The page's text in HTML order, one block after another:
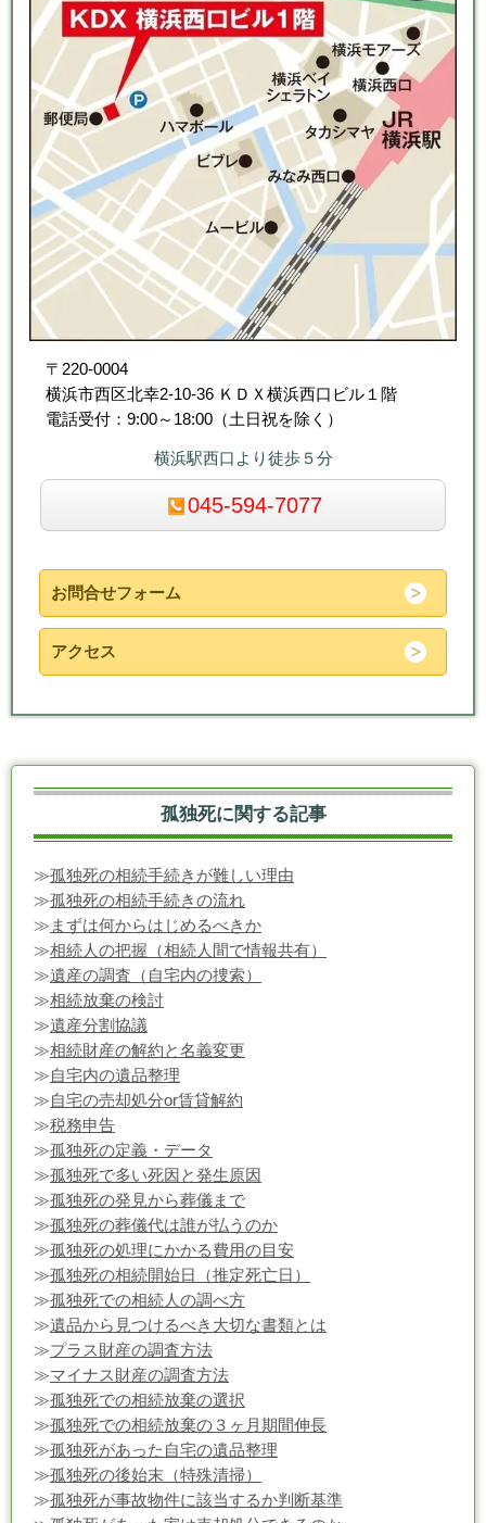
〒220-0004
横浜市西区北幸2-10-36 ＫＤＸ横浜西口ビル１階
電話受付：9:00～18:00（土日祝を除く）
横浜駅西口より徒歩５分
045-594-7077
お問合せフォーム
アクセス
孤独死に関する記事
≫孤独死の相続手続きが難しい理由
≫孤独死の相続手続きの流れ
≫ まずは何からはじめるべきか
≫相続人の把握（相続人間で情報共有）
≫遺産の調査（自宅内の捜索）
≫相続放棄の検討
≫遺産分割協議
≫相続財産の解約と名義変更
≫自宅内の遺品整理
≫自宅の売却処分or賃貸解約
≫税務申告
≫孤独死の定義・データ
≫孤独死で多い死因と発生原因
≫孤独死の発見から葬儀まで
≫孤独死の葬儀代は誰が払うのか
≫孤独死の処理にかかる費用の目安
≫孤独死の相続開始日（推定死亡日）
≫孤独死での相続人の調べ方
≫遺品から見つけるべき大切な書類とは
≫プラス財産の調査方法
≫マイナス財産の調査方法
≫孤独死での相続放棄の選択
≫孤独死での相続放棄の３ヶ月期間伸長
≫孤独死があった自宅の遺品整理
≫孤独死の後始末（特殊清掃）
≫孤独死が事故物件に該当するか判断基準